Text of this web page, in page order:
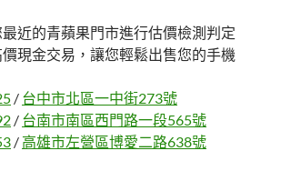
近的青蘋果門市進行估價檢測判定
現金交易，讓您輕鬆出售您的手機
/ 台中市北區一中街273號
/ 台南市南區西門路一段565號
/ 高雄市左營區博愛二路638號